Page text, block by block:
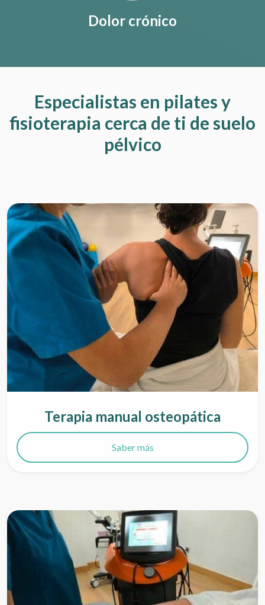
Dolor crónico
Especialistas en pilates y
fisioterapia cerca de ti de suelo
pélvico
Terapia manual osteopática
Saber más